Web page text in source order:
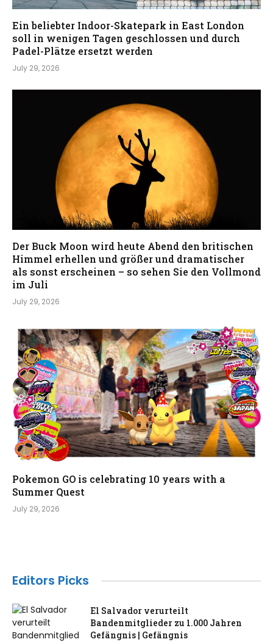
Ein beliebter Indoor-Skatepark in East London
soll in wenigen Tagen geschlossen und durch
Padel-Plätze ersetzt werden
July 29, 2026
Der Buck Moon wird heute Abend den britischen
Himmel erhellen und größer und dramatischer
als sonst erscheinen – so sehen Sie den Vollmond
im Juli
July 29, 2026
Pokemon GO is celebrating 10 years with a
Summer Quest
July 29, 2026
Editors Picks
El Salvador verurteilt
Bandenmitglieder zu 1.000 Jahren
Gefängnis | Gefängnis